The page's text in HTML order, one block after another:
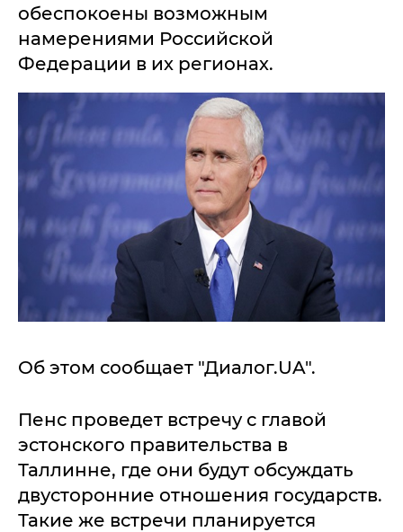
обеспокоены возможным
намерениями Российской
Федерации в их регионах.
Об этом сообщает "Диалог.UA".
Пенс проведет встречу с главой
эстонского правительства в
Таллинне, где они будут обсуждать
двусторонние отношения государств.
Такие же встречи планируется